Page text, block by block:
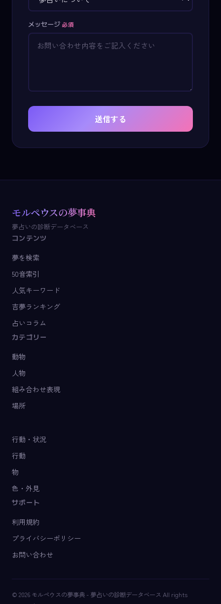
メッセージ 必須
送信する
モルペウスの夢事典
夢占いの診断データベース
コンテンツ
夢を検索
50音索引
人気キーワード
吉夢ランキング
占いコラム
カテゴリー
動物
人物
組み合わせ表現
場所
行動・状況
行動
物
色・外見
サポート
利用規約
プライバシーポリシー
お問い合わせ
© 2026 モルペウスの夢事典 - 夢占いの診断データベース All rights